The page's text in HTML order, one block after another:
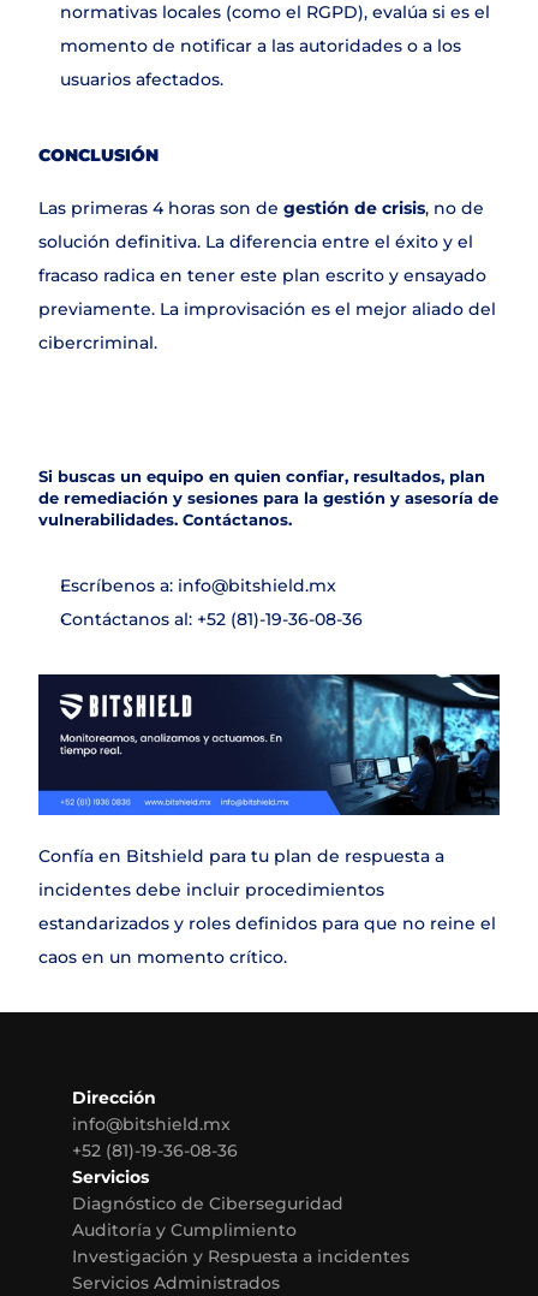
normativas locales (como el RGPD), evalúa si es el
momento de notificar a las autoridades o a los
usuarios afectados.
CONCLUSIÓN
Las primeras 4 horas son de gestión de crisis, no de
solución definitiva. La diferencia entre el éxito y el
fracaso radica en tener este plan escrito y ensayado
previamente. La improvisación es el mejor aliado del
cibercriminal.
Si buscas un equipo en quien confiar, resultados, plan
de remediación y sesiones para la gestión y asesoría de
vulnerabilidades. Contáctanos.
Escríbenos a: info@bitshield.mx
Contáctanos al: +52 (81)-19-36-08-36
Confía en Bitshield para tu plan de respuesta a
incidentes debe incluir procedimientos
estandarizados y roles definidos para que no reine el
caos en un momento crítico.
Dirección
info@bitshield.mx
+52 (81)-19-36-08-36
Servicios
Diagnóstico de Ciberseguridad
Auditoría y Cumplimiento
Investigación y Respuesta a incidentes
Servicios Administrados